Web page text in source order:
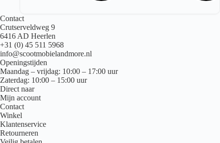
Contact
Crutserveldweg 9
6416 AD Heerlen
+31 (0) 45 511 5968
info@scootmobielandmore.nl
Openingstijden
Maandag – vrijdag: 10:00 – 17:00 uur
Zaterdag: 10:00 – 15:00 uur
Direct naar
Mijn account
Contact
Winkel
Klantenservice
Retourneren